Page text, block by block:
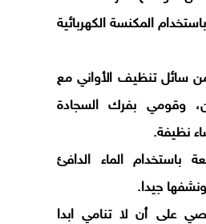
المكنسة الكهربائية
سائل تنظيف الأواني مع
وقومي بفرك السجادة
نظيفة.
باستخدام الماء الدافئ
جيدا.
على أن لا تنامي ابدا